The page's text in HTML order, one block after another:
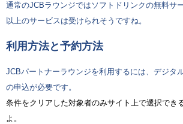
通常のJCBラウンジではソフトドリンクの無料サ
以上のサービスは受けられそうですね。
利用方法と予約方法
JCBパートナーラウンジを利用するには、デジタ
の申込が必要です。
条件をクリアした対象者のみサイト上で選択でき
よ。